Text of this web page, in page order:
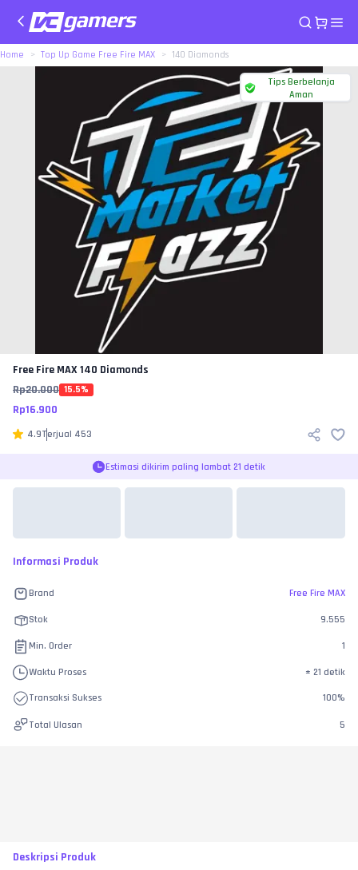
Home Top Up Game Free Fire MAX 140 Diamonds
Tips Berbelanja
Aman
Free Fire MAX 140 Diamonds
Rp20.000 15.5%
Rp16.900
4.9Terjual 453
Estimasi dikirim paling lambat 21 detik
Informasi Produk
Brand Free Fire MAX
Stok 9.555
Min. Order 1
Waktu Proses ± 21 detik
Transaksi Sukses 100%
Total Ulasan 5
Deskripsi Produk